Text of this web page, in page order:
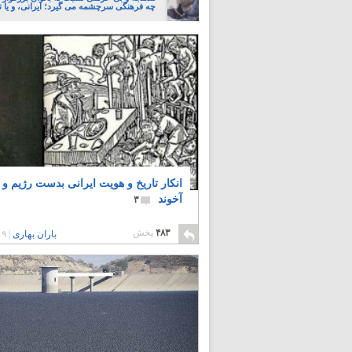
چه فرهنگی سرچشمه می گیرد؛ ایرانی، و یا
انکار تاریخ و هویت ایرانی بدست رژیم و
آخوند
۳
۴۸۳ پخش باران بهاری |۹ سال پیش